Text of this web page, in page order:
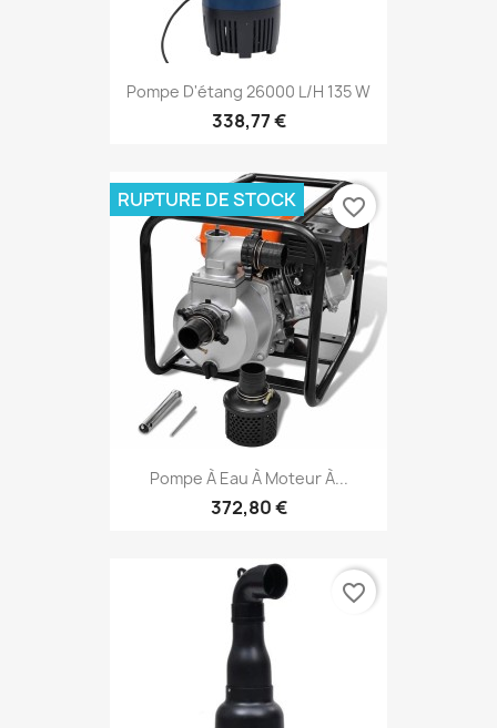
Pompe D'étang 26000 L/h 135 W
338,77 €
Pompe À Eau À Moteur À...
372,80 €
RUPTURE DE STOCK favorite_border
favorite_border